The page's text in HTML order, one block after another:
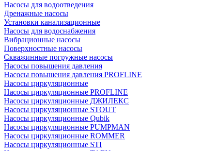
Насосы для водоотведения
Дренажные насосы
Установки канализационные
Насосы для водоснабжения
Вибрационные насосы
Поверхностные насосы
Скважинные погружные насосы
Насосы повышения давления
Насосы повышения давления PROFLINE
Насосы циркуляционные
Насосы циркуляционные PROFLINE
Насосы циркуляционные ДЖИЛЕКС
Насосы циркуляционные STOUT
Насосы циркуляционные Qubik
Насосы циркуляционные PUMPMAN
Насосы циркуляционные ROMMER
Насосы циркуляционные STI